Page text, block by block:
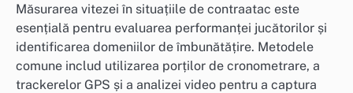
Măsurarea vitezei în situațiile de contraatac este
esențială pentru evaluarea performanței jucătorilor și
identificarea domeniilor de îmbunătățire. Metodele
comune includ utilizarea porților de cronometrare, a
trackerelor GPS și a analizei video pentru a captura